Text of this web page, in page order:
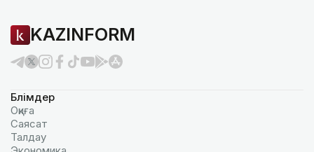
KAZINFORM
Бөлімдер
Оқиға
Саясат
Талдау